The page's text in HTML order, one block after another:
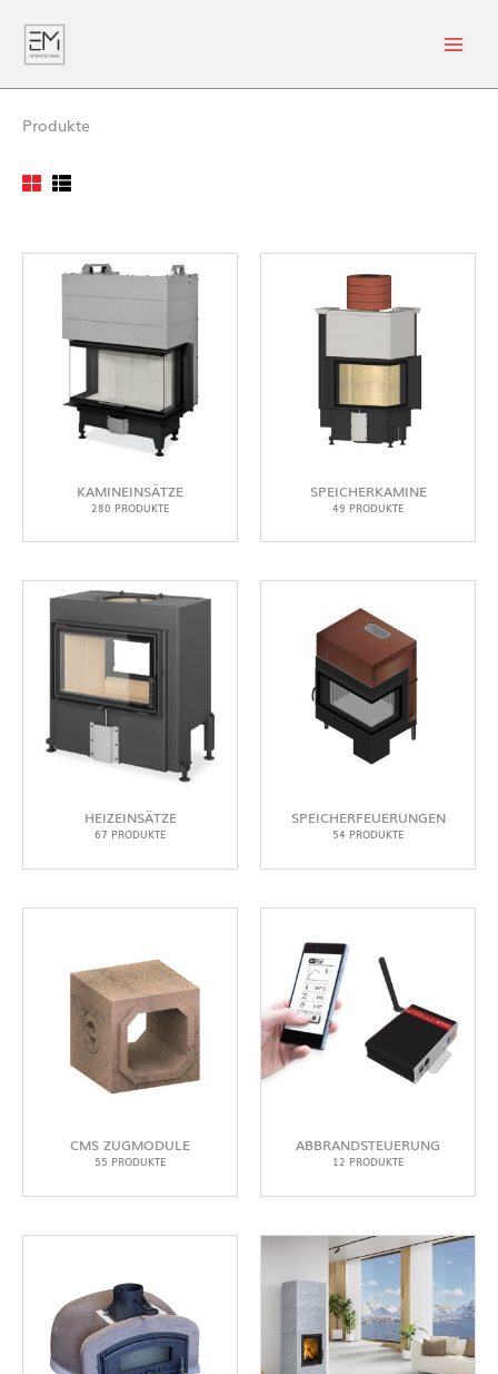
Produkte
KAMINEINSÄTZE
280 PRODUKTE
SPEICHERKAMINE
49 PRODUKTE
HEIZEINSÄTZE
67 PRODUKTE
SPEICHERFEUERUNGEN
54 PRODUKTE
CMS ZUGMODULE
55 PRODUKTE
ABBRANDSTEUERUNG
12 PRODUKTE